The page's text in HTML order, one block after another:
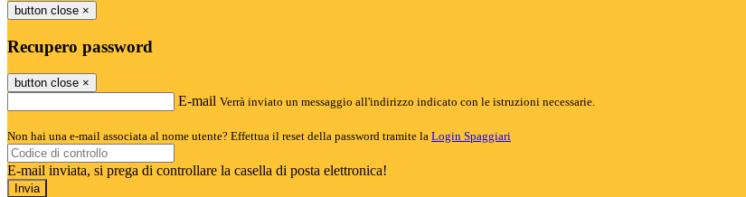
button close ×
Recupero password
button close ×
E-mail Verrà inviato un messaggio all'indirizzo indicato con le istruzioni necessarie.
Non hai una e-mail associata al nome utente? Effettua il reset della password tramite la Login Spaggiari
E-mail inviata, si prega di controllare la casella di posta elettronica!